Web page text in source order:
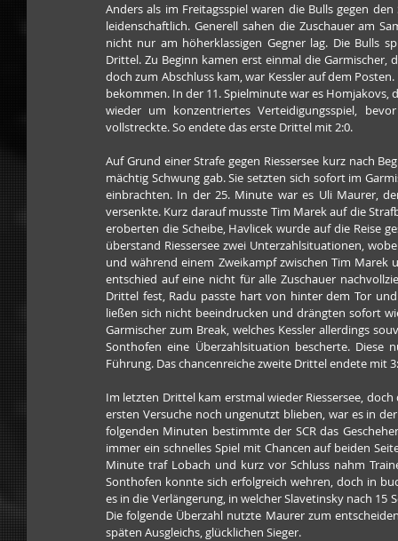
Anders als im Freitagsspiel waren die Bulls gegen
leidenschaftlich. Generell sahen die Zuschauer am
nicht nur am höherklassigen Gegner lag. Die Bulls
Drittel. Zu Beginn kamen erst einmal die Garmischer,
doch zum Abschluss kam, war Kessler auf dem
bekommen. In der 11. Spielminute war es Homjakovs,
wieder um konzentriertes Verteidigungsspiel,
vollstreckte. So endete das erste Drittel mit 2:0.
Auf Grund einer Strafe gegen Riessersee kurz nach
mächtig Schwung gab. Sie setzten sich sofort im
einbrachten. In der 25. Minute war es Uli Maurer,
versenkte. Kurz darauf musste Tim Marek auf die
eroberten die Scheibe, Havlicek wurde auf die Reise
überstand Riessersee zwei Unterzahlsituationen,
und während einem Zweikampf zwischen Tim
entschied auf eine nicht für alle Zuschauer
Drittel fest, Radu passte hart von hinter dem Tor
ließen sich nicht beeindrucken und drängten sofort
Garmischer zum Break, welches Kessler allerdings
Sonthofen eine Überzahlsituation bescherte.
Führung. Das chancenreiche zweite Drittel endete mit
Im letzten Drittel kam erstmal wieder Riessersee,
ersten Versuche noch ungenutzt blieben, war es in
folgenden Minuten bestimmte der SCR das
immer ein schnelles Spiel mit Chancen auf beiden
Minute traf Lobach und kurz vor Schluss nahm
Sonthofen konnte sich erfolgreich wehren, doch in
es in die Verlängerung, in welcher Slavetinsky nach 15
Die folgende Überzahl nutzte Maurer zum
späten Ausgleichs, glücklichen Sieger.